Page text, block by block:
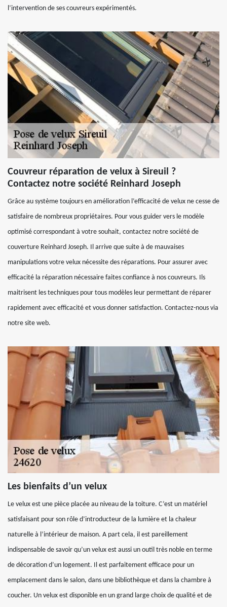
l’intervention de ses couvreurs expérimentés.
Couvreur réparation de velux à Sireuil ?
Contactez notre société Reinhard Joseph
Grâce au système toujours en amélioration l’efficacité de velux ne cesse de
satisfaire de nombreux propriétaires. Pour vous guider vers le modèle
optimisé correspondant à votre souhait, contactez notre société de
couverture Reinhard Joseph. Il arrive que suite à de mauvaises
manipulations votre velux nécessite des réparations. Pour assurer avec
efficacité la réparation nécessaire faites confiance à nos couvreurs. Ils
maitrisent les techniques pour tous modèles leur permettant de réparer
rapidement avec efficacité et vous donner satisfaction. Contactez-nous via
notre site web.
Les bienfaits d’un velux
Le velux est une pièce placée au niveau de la toiture. C’est un matériel
satisfaisant pour son rôle d’introducteur de la lumière et la chaleur
naturelle à l’intérieur de maison. A part cela, il est pareillement
indispensable de savoir qu’un velux est aussi un outil très noble en terme
de décoration d’un logement. Il est parfaitement efficace pour un
emplacement dans le salon, dans une bibliothèque et dans la chambre à
coucher. Un velux est disponible en un grand large choix de qualité et de